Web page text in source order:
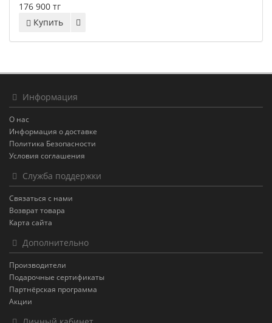
176 900 тг
Купить
Информация
О нас
Информация о доставке
Политика Безопасности
Условия соглашения
Служба поддержки
Связаться с нами
Возврат товара
Карта сайта
Дополнительно
Производители
Подарочные сертификаты
Партнёрская программа
Акции